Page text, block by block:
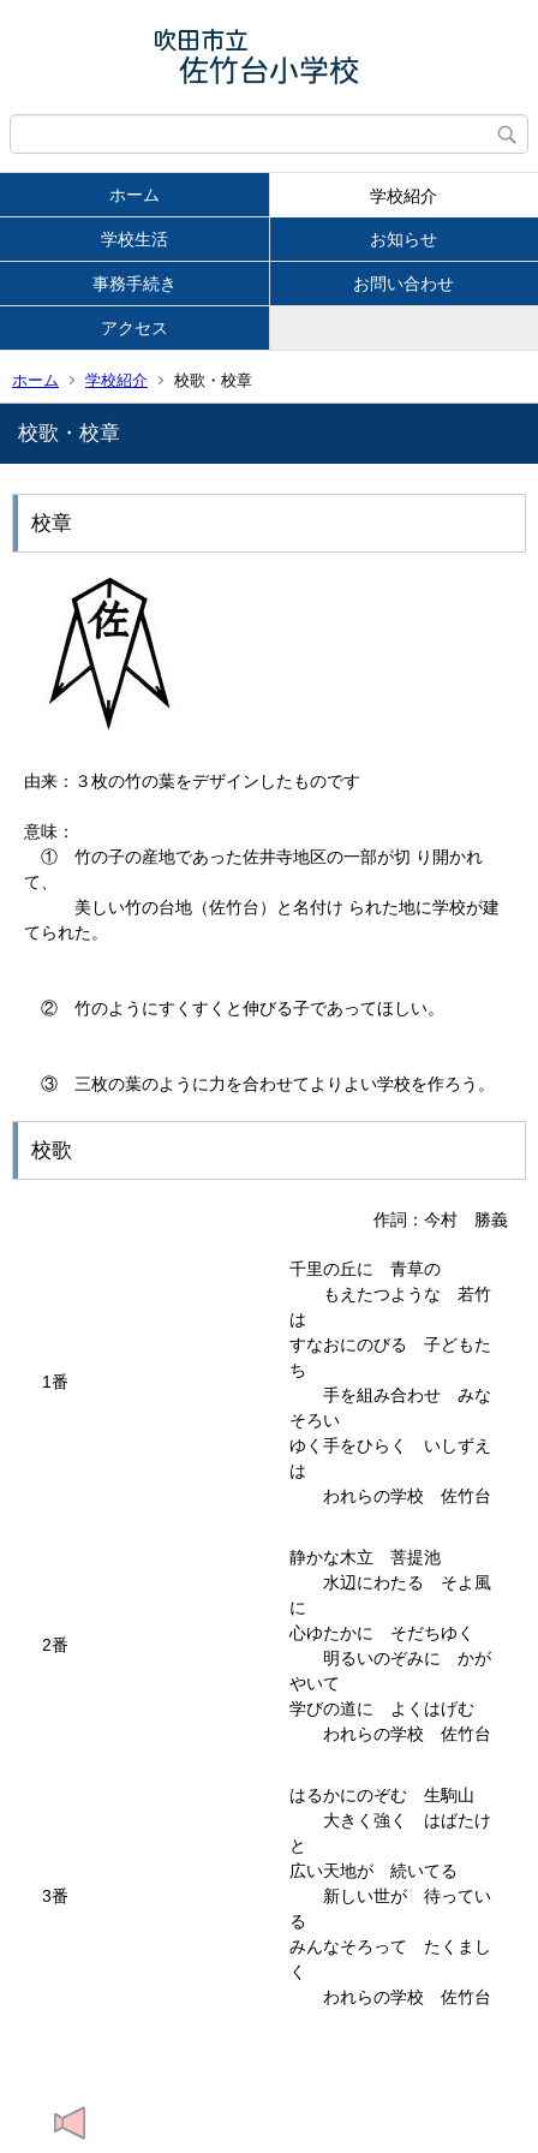
ホーム 学校紹介
学校生活 お知らせ
事務手続き お問い合わせ
アクセス
ホーム 学校紹介 校歌・校章
校歌・校章
校章
由来：３枚の竹の葉をデザインしたものです
意味：
① 竹の子の産地であった佐井寺地区の一部が切 り開かれ
て、
美しい竹の台地（佐竹台）と名付け られた地に学校が建
てられた。
② 竹のようにすくすくと伸びる子であってほしい。
③ 三枚の葉のように力を合わせてよりよい学校を作ろう。
校歌
作詞：今村 勝義
1番
千里の丘に 青草の
もえたつような 若竹
は
すなおにのびる 子どもた
ち
手を組み合わせ みな
そろい
ゆく手をひらく いしずえ
は
われらの学校 佐竹台
2番
静かな木立 菩提池
水辺にわたる そよ風
に
心ゆたかに そだちゆく
明るいのぞみに かが
やいて
学びの道に よくはげむ
われらの学校 佐竹台
3番
はるかにのぞむ 生駒山
大きく強く はばたけ
と
広い天地が 続いてる
新しい世が 待ってい
る
みんなそろって たくまし
く
われらの学校 佐竹台